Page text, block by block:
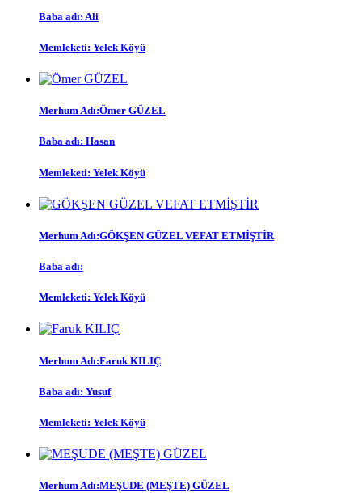
Baba adı: Ali
Memleketi: Yelek Köyü
Merhum Adı:Ömer GÜZEL
Baba adı: Hasan
Memleketi: Yelek Köyü
Merhum Adı:GÖKŞEN GÜZEL VEFAT ETMİŞTİR
Baba adı:
Memleketi: Yelek Köyü
Merhum Adı:Faruk KILIÇ
Baba adı: Yusuf
Memleketi: Yelek Köyü
Merhum Adı:MEŞUDE (MEŞTE) GÜZEL